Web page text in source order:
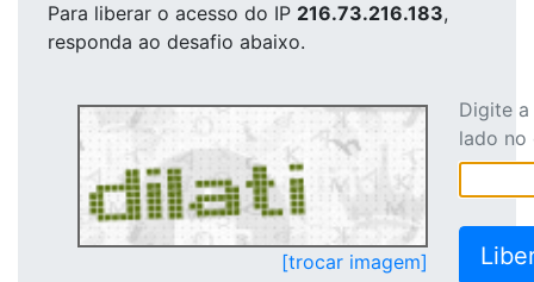
Para liberar o acesso do IP 216.73.216.183,
responda ao desafio abaixo.
[trocar imagem]
Digite
lado no